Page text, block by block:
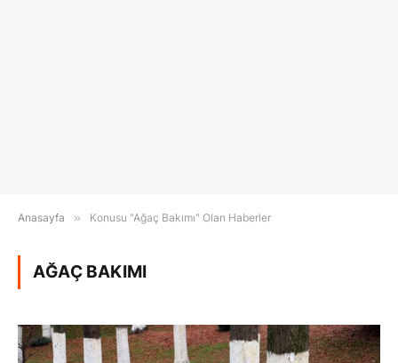
Anasayfa » Konusu "Ağaç Bakımı" Olan Haberler
AĞAÇ BAKIMI